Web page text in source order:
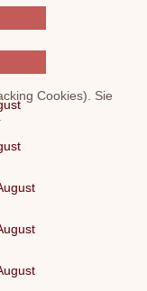
Cookies). Sie